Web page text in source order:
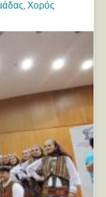
, Χορός